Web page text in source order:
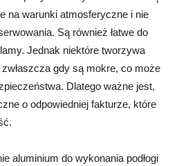
na warunki atmosferyczne i nie
Są również łatwe do
Jednak niektóre tworzywa
gdy są mokre, co może
Dlatego ważne jest,
o odpowiedniej fakturze, które
aluminium do wykonania podłogi